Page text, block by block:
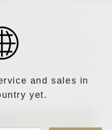
進而加速發酵的時
品質，並利用溫泉地
更加濃郁。未來除了
and sales in
yet.